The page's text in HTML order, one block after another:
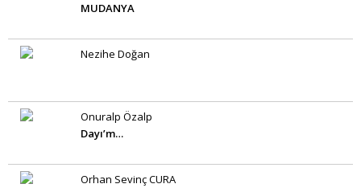
MUDANYA
Nezihe Doğan
Onuralp Özalp
Dayı’m…
Orhan Sevinç CURA